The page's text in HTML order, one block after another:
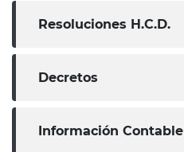
Resoluciones H.C.D.
Decretos
Información Contable